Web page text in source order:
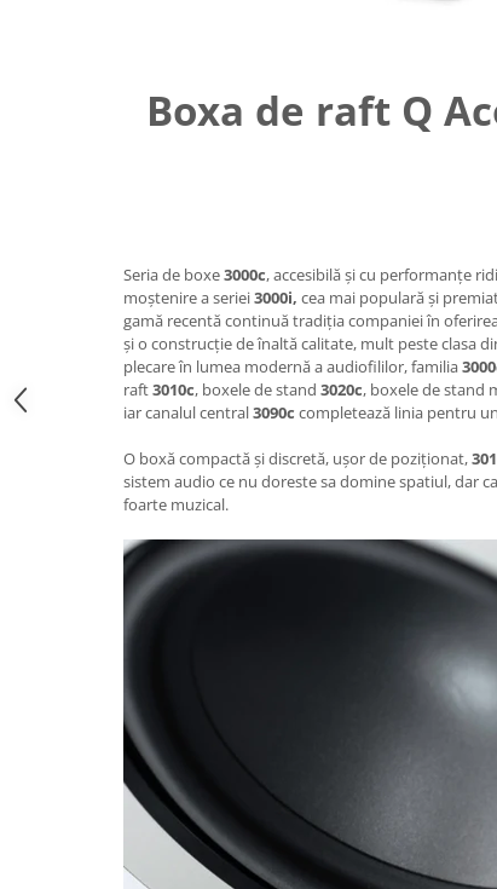
Boxa de raft Q
Seria de boxe3000c, accesibilă și cu performanțe
moștenire a seriei3000i, cea mai populară și
gamă recentă continuă tradiția companiei în
și o construcție de înaltă calitate, mult peste clasa
plecare în lumea modernă a audiofililor, familia
raft3010c, boxele de stand 3020c, boxele de stand
iar canalul central3090c completează linia pentru
O boxă compactă și discretă, ușor de poziționat,
sistem audio ce nu doreste sa domine spatiul, dar
foarte muzical.